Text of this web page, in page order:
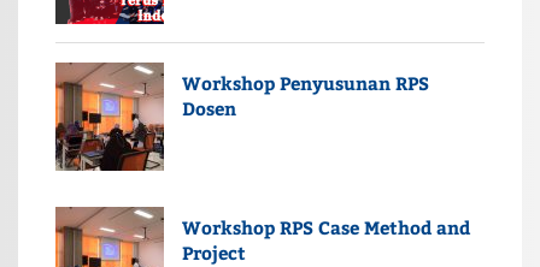
Workshop Penyusunan RPS
Dosen
Workshop RPS Case Method and
Project